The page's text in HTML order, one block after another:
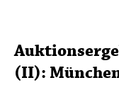
(II):